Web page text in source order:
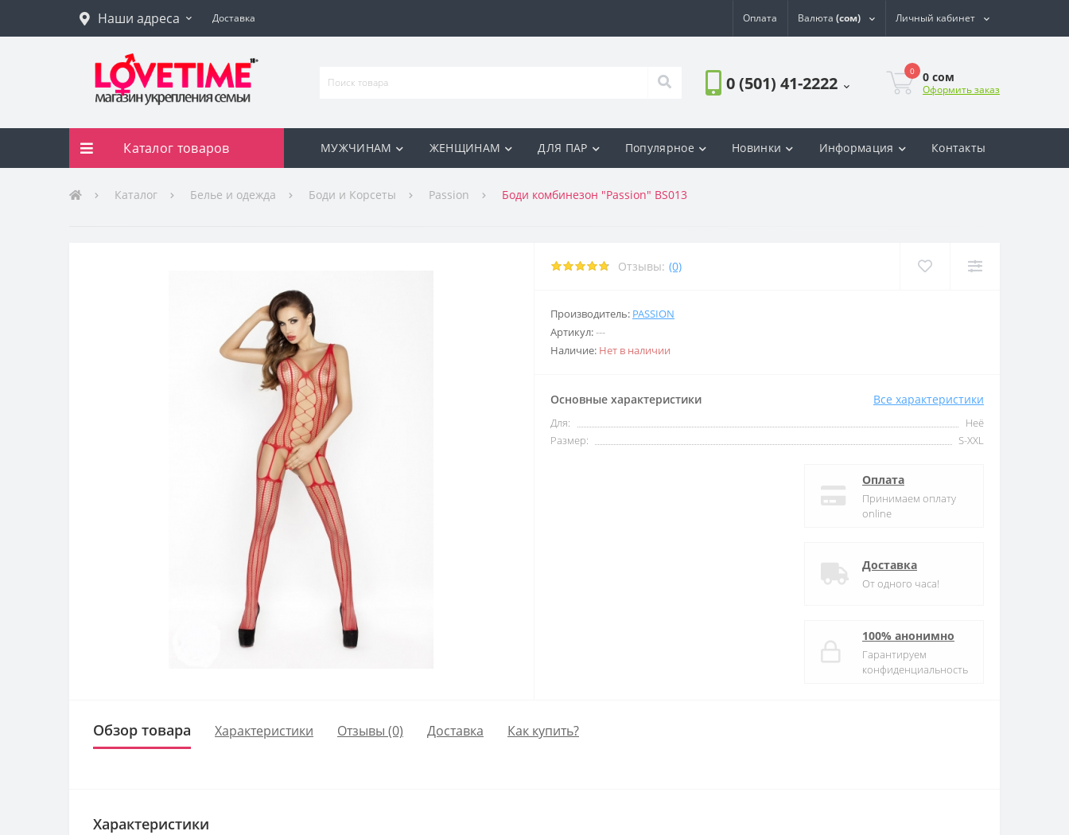
Наши адреса Доставка Оплата Валюта (сом) Личный кабинет
0 (501) 41-2222
0 0 сом
Оформить заказ
Каталог товаров МУЖЧИНАМ ЖЕНЩИНАМ ДЛЯ ПАР Популярное Новинки Информация Контакты
Каталог Белье и одежда Боди и Корсеты Passion Боди комбинезон "Passion" BS013
Отзывы: (0)
Производитель: PASSION
Артикул:---
Наличие: Нет в наличии
Основные характеристики Все характеристики
Для:
Неё
Размер:
S-XXL
Оплата
Принимаем оплату
online
Доставка
От одного часа!
100% анонимно
Гарантируем
конфиденциальность
Обзор товара Характеристики Отзывы (0) Доставка Как купить?
Характеристики